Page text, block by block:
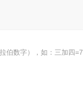
伯数字），如：三加四=7